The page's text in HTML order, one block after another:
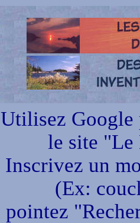
Utilisez Google
le site "Le
Inscrivez un
(Ex:
pointez